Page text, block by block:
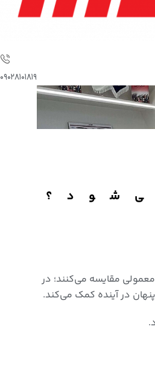
۰۹۰۲۸۱۰۱۸۱۹
مقایسه می‌کنند؛ در
در آینده کمک می‌کند.